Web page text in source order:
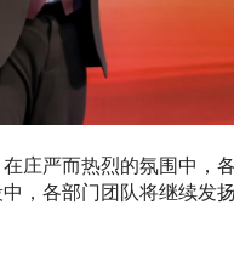
庄严而热烈的氛围中，
，各部门团队将继续发